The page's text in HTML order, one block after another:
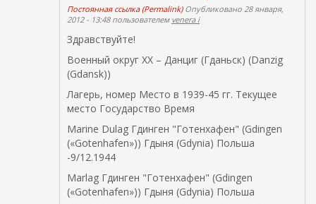
Постоянная ссылка (Permalink)Опубликовано 28 января,
2012 - 13:48 пользователем venera i
Здравствуйте!
Военный округ XX – Данциг (Гданьск) (Danzig
(Gdansk))
Лагерь, номер Место в 1939-45 гг. Текущее
место Государство Время
Marine Dulag Гдинген "Готенхафен" (Gdingen
(«Gotenhafen»)) Гдыня (Gdynia) Польша
-9/12.1944
Marlag Гдинген "Готенхафен" (Gdingen
(«Gotenhafen»)) Гдыня (Gdynia) Польша